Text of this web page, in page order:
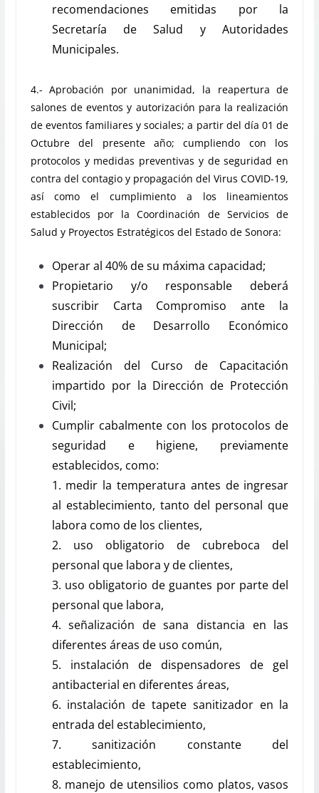
recomendaciones emitidas por la
Secretaría de Salud y Autoridades
Municipales.
4.- Aprobación por unanimidad, la reapertura de
salones de eventos y autorización para la realización
de eventos familiares y sociales; a partir del día 01 de
Octubre del presente año; cumpliendo con los
protocolos y medidas preventivas y de seguridad en
contra del contagio y propagación del Virus COVID-19,
así como el cumplimiento a los lineamientos
establecidos por la Coordinación de Servicios de
Salud y Proyectos Estratégicos del Estado de Sonora:
Operar al 40% de su máxima capacidad;
Propietario y/o responsable deberá
suscribir Carta Compromiso ante la
Dirección de Desarrollo Económico
Municipal;
Realización del Curso de Capacitación
impartido por la Dirección de Protección
Civil;
Cumplir cabalmente con los protocolos de
seguridad e higiene, previamente
establecidos, como:
1. medir la temperatura antes de ingresar
al establecimiento, tanto del personal que
labora como de los clientes,
2. uso obligatorio de cubreboca del
personal que labora y de clientes,
3. uso obligatorio de guantes por parte del
personal que labora,
4. señalización de sana distancia en las
diferentes áreas de uso común,
5. instalación de dispensadores de gel
antibacterial en diferentes áreas,
6. instalación de tapete sanitizador en la
entrada del establecimiento,
7. sanitización constante del
establecimiento,
8. manejo de utensilios como platos, vasos